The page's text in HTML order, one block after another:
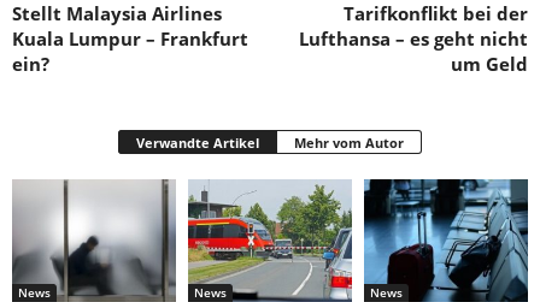
Stellt Malaysia Airlines
Kuala Lumpur – Frankfurt
ein?
Tarifkonflikt bei der
Lufthansa – es geht nicht
um Geld
Verwandte Artikel Mehr vom Autor
News News News